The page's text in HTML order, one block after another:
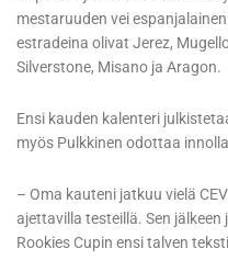
mestaruuden vei
estradeina olivat Jerez,
Silverstone, Misano ja Aragon.
Ensi kauden kalenteri
myös Pulkkinen odottaa
– Oma kauteni jatkuu vielä
ajettavilla testeillä. Sen jälkeen
Rookies Cupin ensi talven